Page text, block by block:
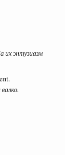
их энтузиазм